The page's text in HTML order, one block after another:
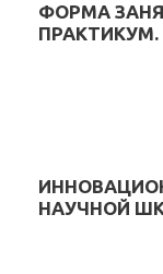
ФОРМА
ПРАКТИКУМ.
НАУЧНОЙ